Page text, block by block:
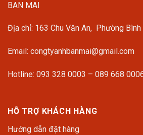
BAN MAI
Địa chỉ: 163 Chu Văn An, Phường Bình
Email: congtyanhbanmai@gmail.com
Hotline: 093 328 0003 – 089 668
HỖ TRỢ KHÁCH HÀNG
Hướng dẫn đặt hàng